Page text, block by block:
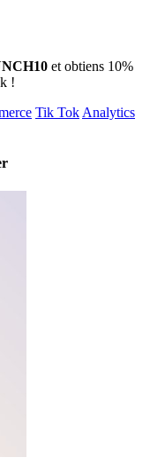
et obtiens 10%
!
Tik Tok Analytics